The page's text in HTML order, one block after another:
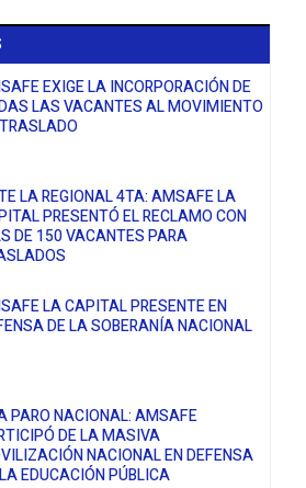
EXIGE LA INCORPORACIÓN DE
LAS VACANTES AL MOVIMIENTO
LA REGIONAL 4TA: AMSAFE LA
PRESENTÓ EL RECLAMO CON
DE 150 VACANTES PARA
LA CAPITAL PRESENTE EN
DE LA SOBERANÍA NACIONAL
PARO NACIONAL: AMSAFE
DE LA MASIVA
NACIONAL EN DEFENSA
EDUCACIÓN PÚBLICA